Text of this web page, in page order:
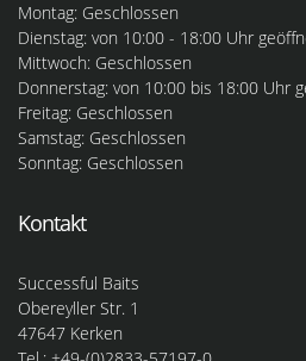
Montag: Geschlossen
Dienstag: von 10:00 - 18:00 Uhr
Mittwoch: Geschlossen
Donnerstag: von 10:00 bis 18:00 Uhr
Freitag: Geschlossen
Samstag: Geschlossen
Sonntag: Geschlossen
Kontakt
Successful Baits
Obereyller Str. 1
47647 Kerken